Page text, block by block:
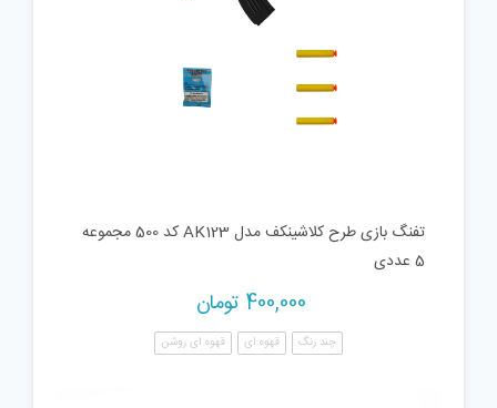
تفنگ بازی طرح کلاشینکف مدل AK123 کد 500 مجموعه
5 عددی
400,000 تومان
چند رنگ قهوه ای قهوه ای روشن